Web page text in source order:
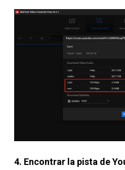
4. Encontrar la pista de